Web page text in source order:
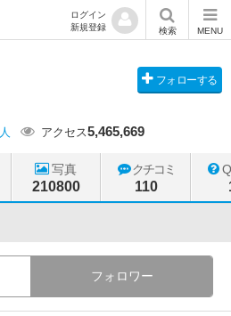
ログイン
新規登録
検索 MENU
フォローする
人 アクセス5,465,669
写真
210800
クチコミ
110
フォロワー